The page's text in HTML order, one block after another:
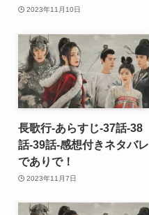
2023年11月10日
長歌行-あらすじ-37話-38
話-39話-感想付きネタバレ
でありで！
2023年11月7日